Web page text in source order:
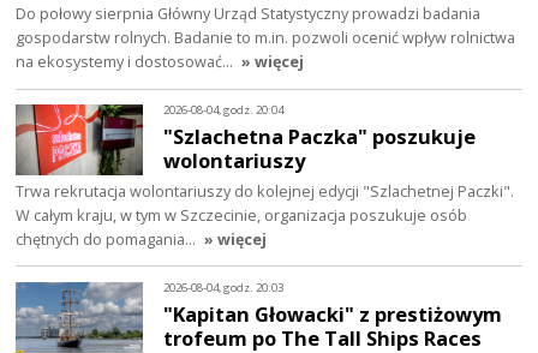
Do połowy sierpnia Główny Urząd Statystyczny prowadzi badania
gospodarstw rolnych. Badanie to m.in. pozwoli ocenić wpływ rolnictwa
na ekosystemy i dostosować… » więcej
2026-08-04, godz. 20:04
"Szlachetna Paczka" poszukuje
wolontariuszy
Trwa rekrutacja wolontariuszy do kolejnej edycji "Szlachetnej Paczki".
W całym kraju, w tym w Szczecinie, organizacja poszukuje osób
chętnych do pomagania… » więcej
2026-08-04, godz. 20:03
"Kapitan Głowacki" z prestiżowym
trofeum po The Tall Ships Races